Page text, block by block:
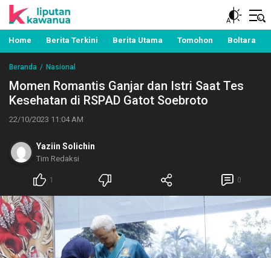
Liputan Kawanua
Berita Manado, Sulawesi Utara, Kawanua, Politik,
Pemerintahan, Hukum Kriminal dan Nasional
Home Berita Terkini Berita Utama Tomohon Boltara
Beranda Nasional
Momen Romantis Ganjar dan Istri Saat Tes
Kesehatan di RSPAD Gatot Soebroto
22/10/2023 11:04 AM
Yaziin Solichin
Tim Redaksi
1 0